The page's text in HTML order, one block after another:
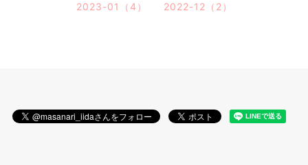
2023-01（4）
2022-12（2）